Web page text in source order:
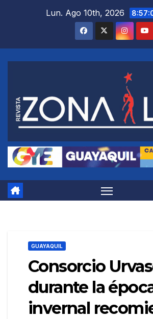
Lun. Ago 10th, 2026
GUAYAQUIL
Consorcio
durante la
invernal